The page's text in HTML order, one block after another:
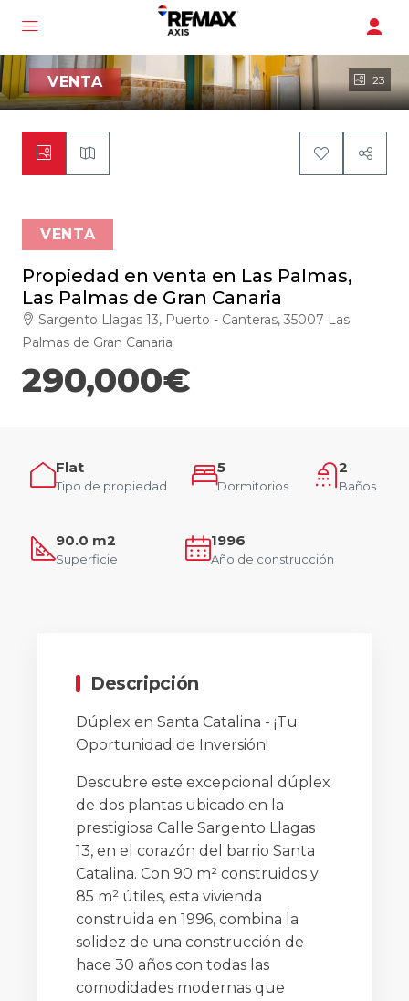
23
VENTA
VENTA
Propiedad en venta en Las Palmas,
Las Palmas de Gran Canaria
Sargento Llagas 13, Puerto - Canteras, 35007 Las
Palmas de Gran Canaria
290,000€
Flat
Tipo de propiedad
5
Dormitorios
2
Baños
90.0 m2
Superficie
1996
Año de construcción
Descripción
Dúplex en Santa Catalina - ¡Tu
Oportunidad de Inversión!
Descubre este excepcional dúplex
de dos plantas ubicado en la
prestigiosa Calle Sargento Llagas
13, en el corazón del barrio Santa
Catalina. Con 90 m² construidos y
85 m² útiles, esta vivienda
construida en 1996, combina la
solidez de una construcción de
hace 30 años con todas las
comodidades modernas que